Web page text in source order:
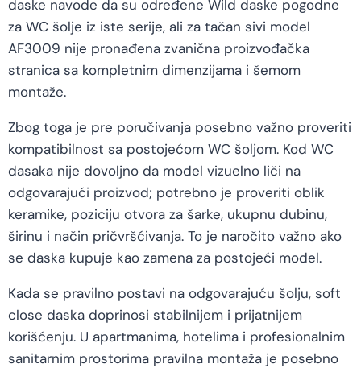
daske navode da su određene Wild daske pogodne
za WC šolje iz iste serije, ali za tačan sivi model
AF3009 nije pronađena zvanična proizvođačka
stranica sa kompletnim dimenzijama i šemom
montaže.
Zbog toga je pre poručivanja posebno važno proveriti
kompatibilnost sa postojećom WC šoljom. Kod WC
dasaka nije dovoljno da model vizuelno liči na
odgovarajući proizvod; potrebno je proveriti oblik
keramike, poziciju otvora za šarke, ukupnu dubinu,
širinu i način pričvršćivanja. To je naročito važno ako
se daska kupuje kao zamena za postojeći model.
Kada se pravilno postavi na odgovarajuću šolju, soft
close daska doprinosi stabilnijem i prijatnijem
korišćenju. U apartmanima, hotelima i profesionalnim
sanitarnim prostorima pravilna montaža je posebno